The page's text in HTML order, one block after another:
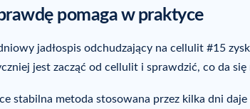
pomaga w praktyce
jadłospis odchudzający na cellulit #15
jest zacząć od cellulit i sprawdzić, co da
stabilna metoda stosowana przez kilka dni